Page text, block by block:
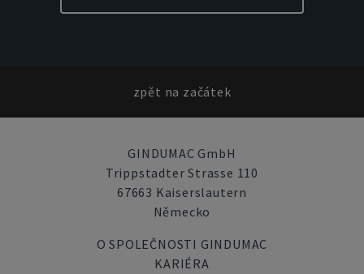
zpět na začátek
GINDUMAC GmbH
Trippstadter Strasse 110
67663 Kaiserslautern
Německo
O SPOLEČNOSTI GINDUMAC
KARIÉRA